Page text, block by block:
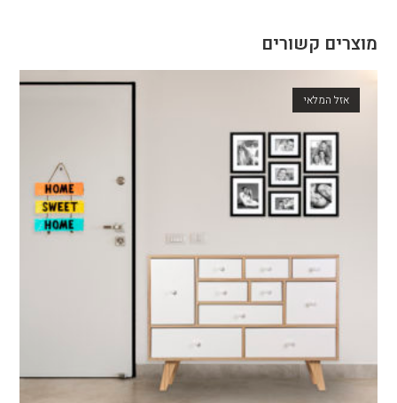
מוצרים קשורים
אזל המלאי